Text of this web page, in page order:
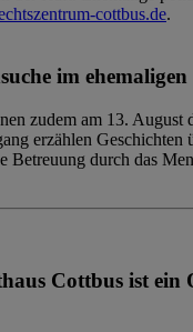
cottbus.de.
im
zudem am 13.
erzählen
durch das
Cottbus ist ein